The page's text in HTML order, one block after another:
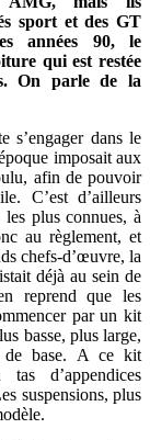
sport et des GT
années 90, le
qui est restée
On parle de la
s’engager dans le
imposait aux
afin de pouvoir
C’est d’ailleurs
plus connues, à
au règlement, et
chefs-d’œuvre, la
déjà au sein de
reprend que les
par un kit
basse, plus large,
base. A ce kit
d’appendices
suspensions, plus